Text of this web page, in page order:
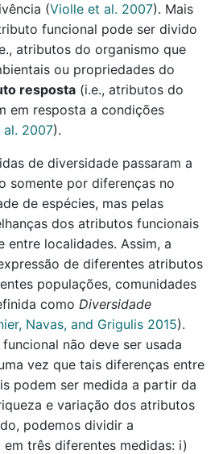
(Violle et al. 2007). Mais
funcional pode ser divido
atributos do organismo que
ou propriedades do
resposta (i.e., atributos do
em resposta a condições
2007).
de diversidade passaram a
somente por diferenças no
de espécies, mas pelas
dos atributos funcionais
entre localidades. Assim, a
de diferentes atributos
populações, comunidades
como Diversidade
Navas, and Grigulis 2015).
não deve ser usada
vez que tais diferenças entre
podem ser medida a partir da
e variação dos atributos
podemos dividir a
três diferentes medidas: i)